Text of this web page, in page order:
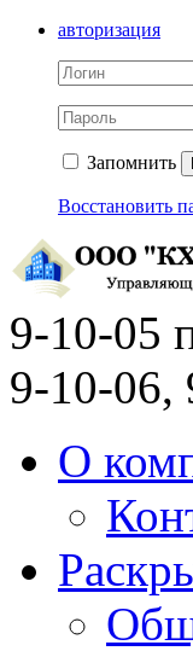
авторизация
Запомнить
Восстановить
9-10-05
9-10-06,
О